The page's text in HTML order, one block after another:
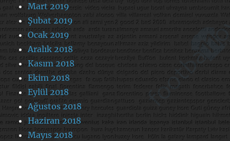
Mart 2019
Şubat 2019
Ocak 2019
Aralık 2018
Kasım 2018
Ekim 2018
Eylül 2018
Ağustos 2018
Haziran 2018
Mayıs 2018